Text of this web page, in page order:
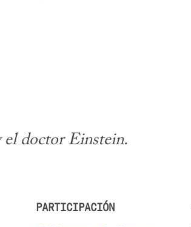
el doctor Einstein.
PARTICIPACIÓN